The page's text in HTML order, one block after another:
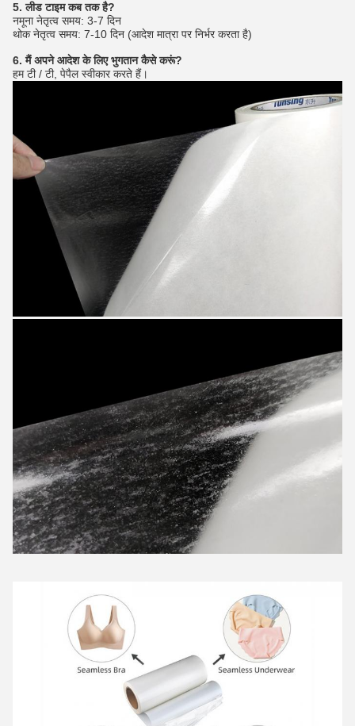
5. लीड टाइम कब तक है?
नमूना नेतृत्व समय: 3-7 दिन
थोक नेतृत्व समय: 7-10 दिन (आदेश मात्रा पर निर्भर करता है)
6. मैं अपने आदेश के लिए भुगतान कैसे करूं?
हम टी / टी, पेपैल स्वीकार करते हैं।